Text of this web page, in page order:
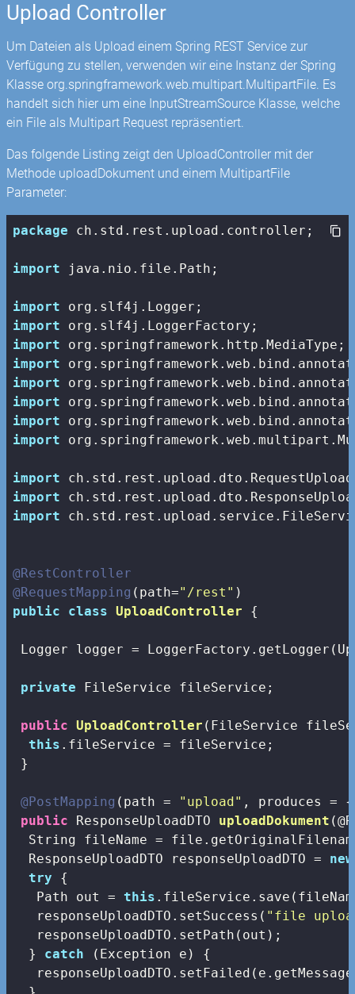
Upload Controller
Um Dateien als Upload einem Spring REST Service zur
Verfügung zu stellen, verwenden wir eine Instanz der Spring
Klasse org.springframework.web.multipart.MultipartFile. Es
handelt sich hier um eine InputStreamSource Klasse, welche
ein File als Multipart Request repräsentiert.
Das folgende Listing zeigt den UploadController mit der
Methode uploadDokument und einem MultipartFile
Parameter:
package ch.std.rest.upload.controller;
import java.nio.file.Path;
import
import
import
import
import
import
import
import
import
import
import
@RestController
@RequestMapping (path="/rest"
public
class UploadController {
Logger logger =
private FileService fileService;
public UploadController (FileService
this .fileService = fileService;
}
@PostMapping (path = "upload" , produces = {
public ResponseUploadDTO uploadDokument
String fileName =
  ResponseUploadDTO responseUploadDTO =
new
try {
   Path out =
this
   responseUploadDTO.setSuccess(
"file
   responseUploadDTO.setPath(out);
  }
catch (Exception e) {